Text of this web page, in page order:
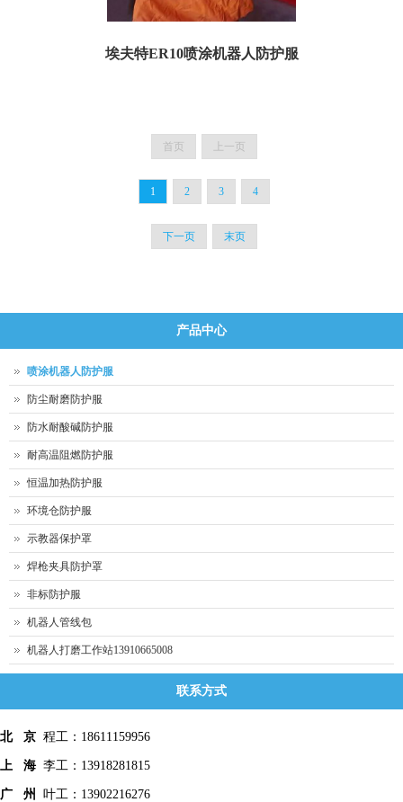
埃夫特ER10喷涂机器人防护服
首页 上一页
1 2 3 4
下一页 末页
产品中心
喷涂机器人防护服
防尘耐磨防护服
防水耐酸碱防护服
耐高温阻燃防护服
恒温加热防护服
环境仓防护服
示教器保护罩
焊枪夹具防护罩
非标防护服
机器人管线包
机器人打磨工作站13910665008
联系方式
北 京 程工：18611159956
上 海 李工：13918281815
广 州 叶工：13902216276